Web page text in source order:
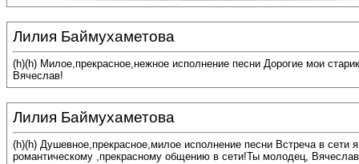
Лилия Баймухаметова
(h)(h) Милое,прекрасное,нежное исполнение песни Дорогие мои
Вячеслав!
Лилия Баймухаметова
(h)(h) Душевное,прекрасное,милое исполнение песни Встреча в
романтическому ,прекрасному общению в сети!Ты молодец,